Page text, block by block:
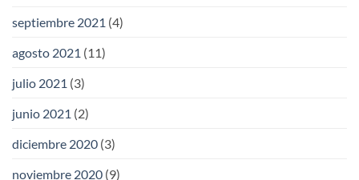
septiembre 2021 (4)
agosto 2021 (11)
julio 2021 (3)
junio 2021 (2)
diciembre 2020 (3)
noviembre 2020 (9)